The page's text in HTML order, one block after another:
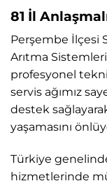
81 İl
Perşembe İlçesi
Arıtma
profesyonel
servis ağımız
destek
yaşamasını
Türkiye
hizmetlerinde